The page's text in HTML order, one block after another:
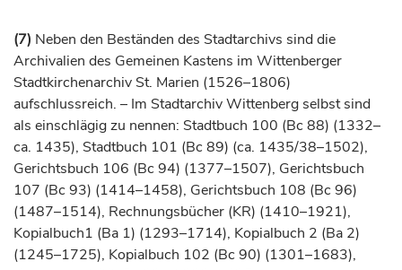
(7) Neben den Beständen des Stadtarchivs sind die
Archivalien des Gemeinen Kastens im Wittenberger
Stadtkirchenarchiv St. Marien (1526–1806)
aufschlussreich. – Im Stadtarchiv Wittenberg selbst sind
als einschlägig zu nennen: Stadtbuch 100 (Bc 88) (1332–
ca. 1435), Stadtbuch 101 (Bc 89) (ca. 1435/38–1502),
Gerichtsbuch 106 (Bc 94) (1377–1507), Gerichtsbuch
107 (Bc 93) (1414–1458), Gerichtsbuch 108 (Bc 96)
(1487–1514), Rechnungsbücher (KR) (1410–1921),
Kopialbuch1 (Ba 1) (1293–1714), Kopialbuch 2 (Ba 2)
(1245–1725), Kopialbuch 102 (Bc 90) (1301–1683),